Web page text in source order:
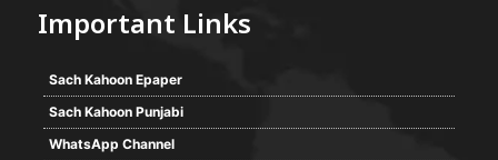
Important Links
Sach Kahoon Epaper
Sach Kahoon Punjabi
WhatsApp Channel